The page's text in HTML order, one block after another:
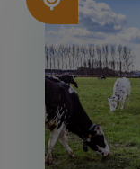
Afbeelding